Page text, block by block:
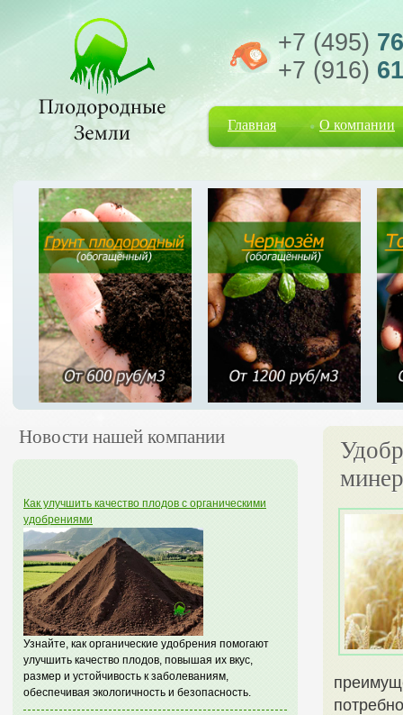
+7 (495)
+7 (916)
Главная О компании
Новости нашей компании
Как улучшить качество плодов с органическими
удобрениями
Узнайте, как органические удобрения помогают
улучшить качество плодов, повышая их вкус,
размер и устойчивость к заболеваниям,
обеспечивая экологичность и безопасность.